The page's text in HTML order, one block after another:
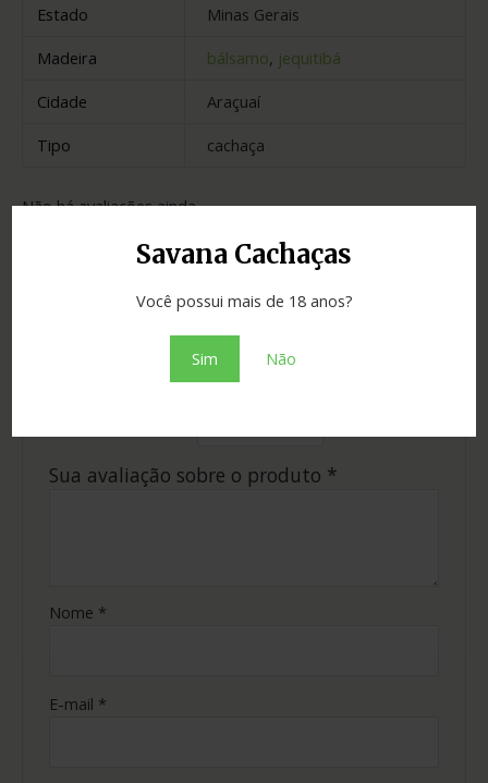
Savana Cachaças
Você possui mais de 18 anos?
Sim Não
Estado
Minas Gerais
Madeira
bálsamo, jequitibá
Cidade
Araçuaí
Tipo
cachaça
Não há avaliações ainda.
Evidência 700ml”
O seu endereço de e-mail não será publicado.
Campos obrigatórios são marcados com
Sua avaliação sobre o produto *
Nome *
E-mail *